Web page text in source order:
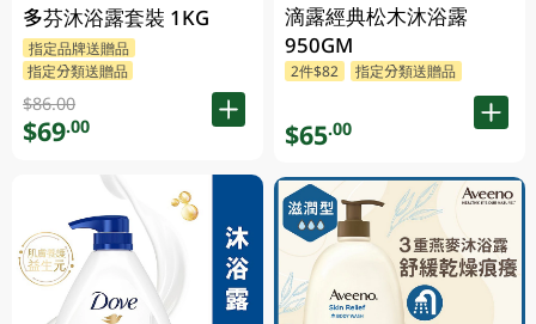
多芬沐浴露套裝 1KG
指定品牌送贈品
指定分類送贈品
$86.00
$69.00
滴露經典松木沐浴露
950GM
2件$82 指定分類送贈品
$65.00